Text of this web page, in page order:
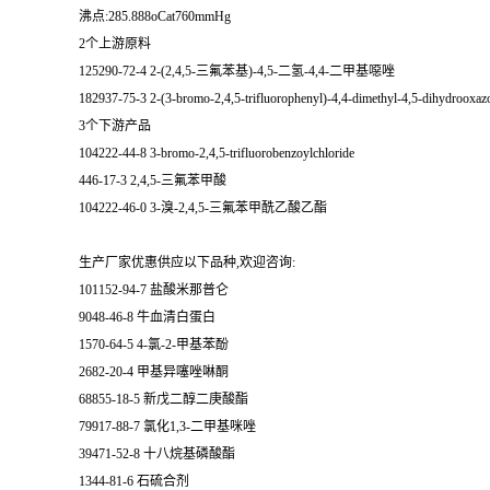
沸点:285.888oCat760mmHg
2个上游原料
125290-72-4 2-(2,4,5-三氟苯基)-4,5-二氢-4,4-二甲基噁唑
182937-75-3 2-(3-bromo-2,4,5-trifluorophenyl)-4,4-dimethyl-4,5-
3个下游产品
104222-44-8 3-bromo-2,4,5-trifluorobenzoylchloride
446-17-3 2,4,5-三氟苯甲酸
104222-46-0 3-溴-2,4,5-三氟苯甲酰乙酸乙酯
生产厂家优惠供应以下品种,欢迎咨询:
101152-94-7 盐酸米那普仑
9048-46-8 牛血清白蛋白
1570-64-5 4-氯-2-甲基苯酚
2682-20-4 甲基异噻唑啉酮
68855-18-5 新戊二醇二庚酸酯
79917-88-7 氯化1,3-二甲基咪唑
39471-52-8 十八烷基磷酸酯
1344-81-6 石硫合剂